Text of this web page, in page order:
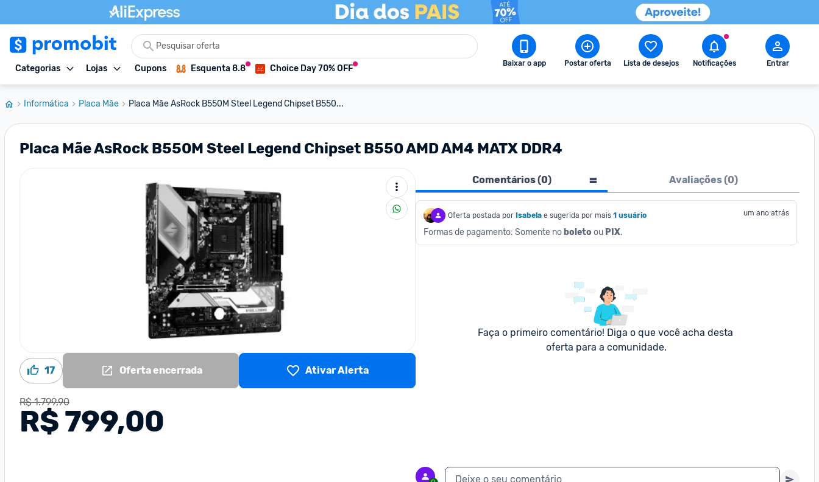
Categorias Lojas Cupons Esquenta 8.8 Choice Day 70% OFF Baixar o app Postar oferta Lista de desejos Notificações Entrar
Informática Placa Mãe Placa Mãe AsRock B550M Steel Legend Chipset B550...
Placa Mãe AsRock B550M Steel Legend Chipset B550 AMD AM4 MATX DDR4
17 Oferta encerrada Ativar Alerta
R$ 1.799,90
R$ 799,00
Comentários (0) Avaliações (0)
Oferta postada por Isabela e sugerida por mais 1 usuário um ano atrás
Formas de pagamento: Somente no boleto ou PIX.
Faça o primeiro comentário! Diga o que você acha desta
oferta para a comunidade.
Deixe o seu comentário